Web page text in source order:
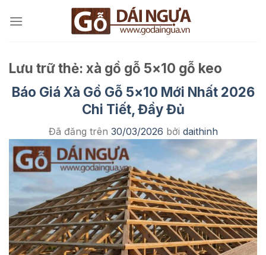
đến
Lưu trữ thẻ: xà gồ gỗ 5×10 gỗ keo
Báo Giá Xà Gồ Gỗ 5×10 Mới Nhất 2026
Chi Tiết, Đầy Đủ
Đã đăng trên 30/03/2026 bởi daithinh